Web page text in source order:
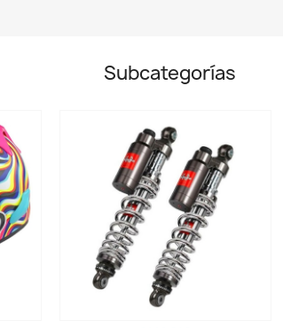
Subcategorías